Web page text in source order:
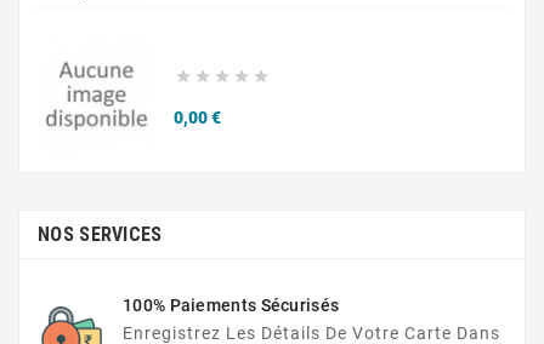
    
0,00 €Prix
NOS SERVICES
100% Paiements Sécurisés
Enregistrez Les Détails De Votre Carte Dans